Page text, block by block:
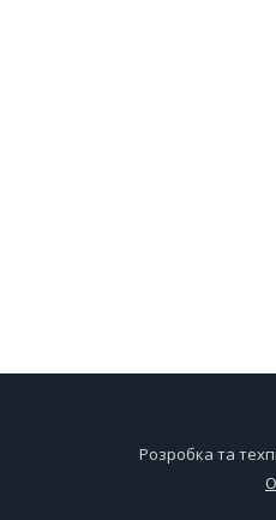
Розробка та